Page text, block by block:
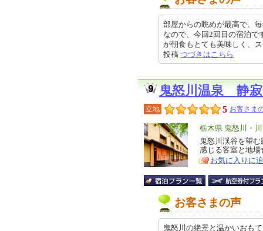
部屋からの眺めが最高で、
なので、今回2回目の宿泊で
が朝食もとても美味しく、
投稿 つづきはこちら
鬼怒川温泉 静
立地 5 お客さま
エ
リ
ア
栃木県 鬼怒川・
特
徴
鬼怒川渓谷を望
感じる客室と地
お気に入りに
お客さまの声
鬼怒川の絶景と温かいおも